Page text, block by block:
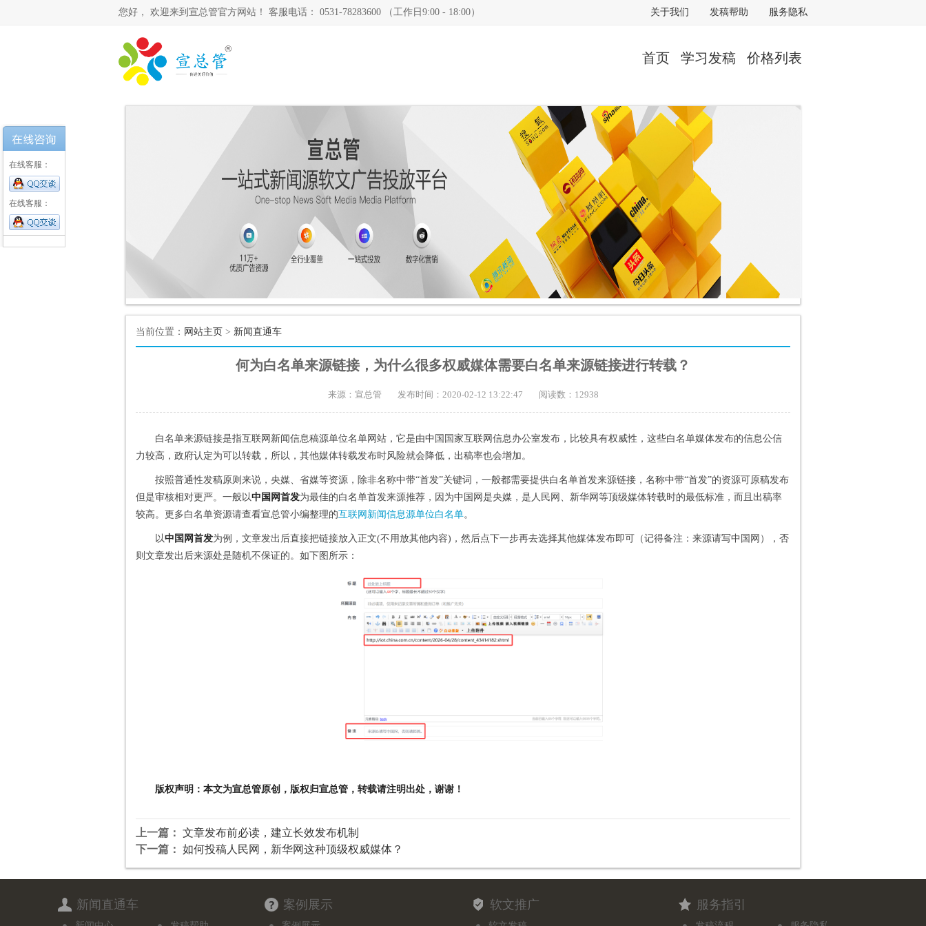
您好， 欢迎来到宣总管官方网站！ 客服电话： 0531-78283600 （工作日9:00 - 18:00） 关于我们 发稿帮助 服务隐私
首页 学习发稿 价格列表
当前位置： 网站主页 > 新闻直通车
何为白名单来源链接，为什么很多权威媒体需要白名单来源链接进行转载？
来源：宣总管 发布时间：2020-02-12 13:22:47 阅读数：12938
白名单来源链接是指互联网新闻信息稿源单位名单网站，它是由中国国家互联网信息办公室发布，比较具有权威性，这些白名单媒体发布的信息公信
力较高，政府认定为可以转载，所以，其他媒体转载发布时风险就会降低，出稿率也会增加。
按照普通性发稿原则来说，央媒、省媒等资源，除非名称中带“首发”关键词，一般都需要提供白名单首发来源链接，名称中带“首发”的资源可原稿发布
但是审核相对更严。 一般以中国网首发为最佳的白名单首发来源推荐，因为中国网是央媒，是人民网、新华网等顶级媒体转载时的最低标准，而且出稿率
较高。 更多白名单资源请查看宣总管小编整理的互联网新闻信息源单位白名单。
以中国网首发为例，文章发出后直接把链接放入正文(不用放其他内容)，然后点下一步再去选择其他媒体发布即可（记得备注：来源请写中国网），否
则文章发出后来源处是随机不保证的。 如下图所示：
版权声明：本文为宣总管原创，版权归宣总管，转载请注明出处，谢谢！
上一篇： 文章发布前必读，建立长效发布机制
下一篇： 如何投稿人民网，新华网这种顶级权威媒体？
新闻直通车 案例展示 软文推广 服务指引
在线客服：
在线客服：